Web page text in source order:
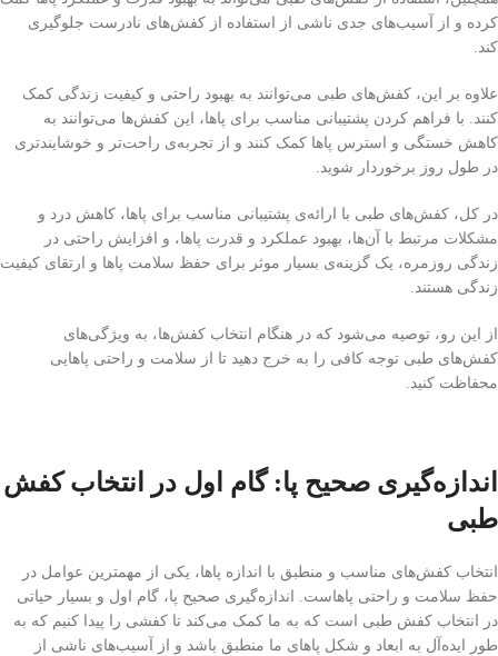
کرده و از آسیب‌های جدی ناشی از استفاده از کفش‌های نادرست جلوگیری
کند.
علاوه بر این، کفش‌های طبی می‌توانند به بهبود راحتی و کیفیت زندگی کمک
کنند. با فراهم کردن پشتیبانی مناسب برای پاها، این کفش‌ها می‌توانند به
کاهش خستگی و استرس پاها کمک کنند و از تجربه‌ی راحت‌تر و خوشایندتری
در طول روز برخوردار شوید.
در کل، کفش‌های طبی با ارائه‌ی پشتیبانی مناسب برای پاها، کاهش درد و
مشکلات مرتبط با آن‌ها، بهبود عملکرد و قدرت پاها، و افزایش راحتی در
زندگی روزمره، یک گزینه‌ی بسیار موثر برای حفظ سلامت پاها و ارتقای کیفیت
زندگی هستند.
از این رو، توصیه می‌شود که در هنگام انتخاب کفش‌ها، به ویژگی‌های
کفش‌های طبی توجه کافی را به خرج دهید تا از سلامت و راحتی پاهایی
محفاظت کنید.
اندازه‌گیری صحیح پا: گام اول در انتخاب کفش
طبی
انتخاب کفش‌های مناسب و منطبق با اندازه پاها، یکی از مهمترین عوامل در
حفظ سلامت و راحتی پاهاست. اندازه‌گیری صحیح پا، گام اول و بسیار حیاتی
در انتخاب کفش طبی است که به ما کمک می‌کند تا کفشی را پیدا کنیم که به
طور ایده‌آل به ابعاد و شکل پاهای ما منطبق باشد و از آسیب‌های ناشی از